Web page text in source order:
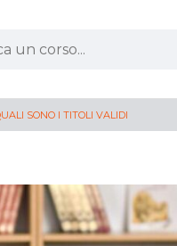
SONO I TITOLI VALIDI